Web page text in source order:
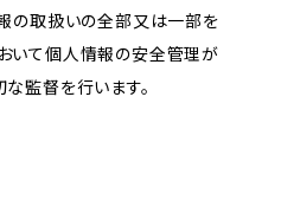
報の取扱いの全部又は一部を
いて個人情報の安全管理が
監督を行います。